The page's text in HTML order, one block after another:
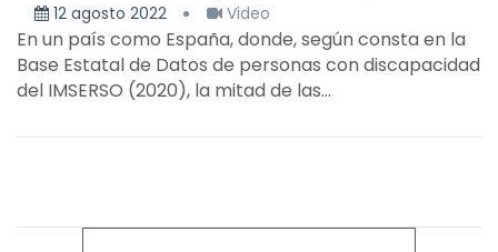
12 agosto 2022
Video
En un país como España, donde, según consta en la
Base Estatal de Datos de personas con discapacidad
del IMSERSO (2020), la mitad de las...